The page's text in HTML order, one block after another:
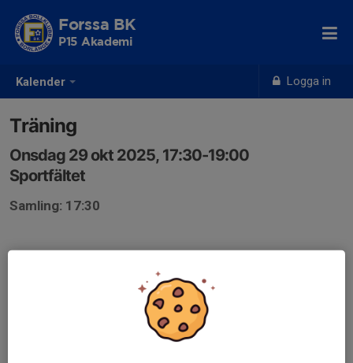
Kalender Logga in
Forssa BK
P15 Akademi
Träning
Onsdag 29 okt 2025, 17:30-19:00
Sportfältet
Samling: 17:30